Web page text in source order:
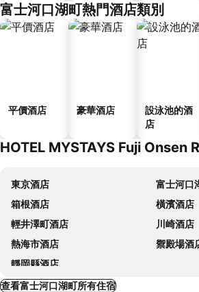
富士河口湖町熱門酒店類別
平價酒店 豪華酒店
設泳池的酒
店
HOTEL MYSTAYS Fuji Onsen
東京酒店
富士河口
箱根酒店
橫濱酒店
輕井澤町酒店
川崎酒店
熱海市酒店
禦殿場酒
靜岡縣酒店
查看富士河口湖町所有住宿